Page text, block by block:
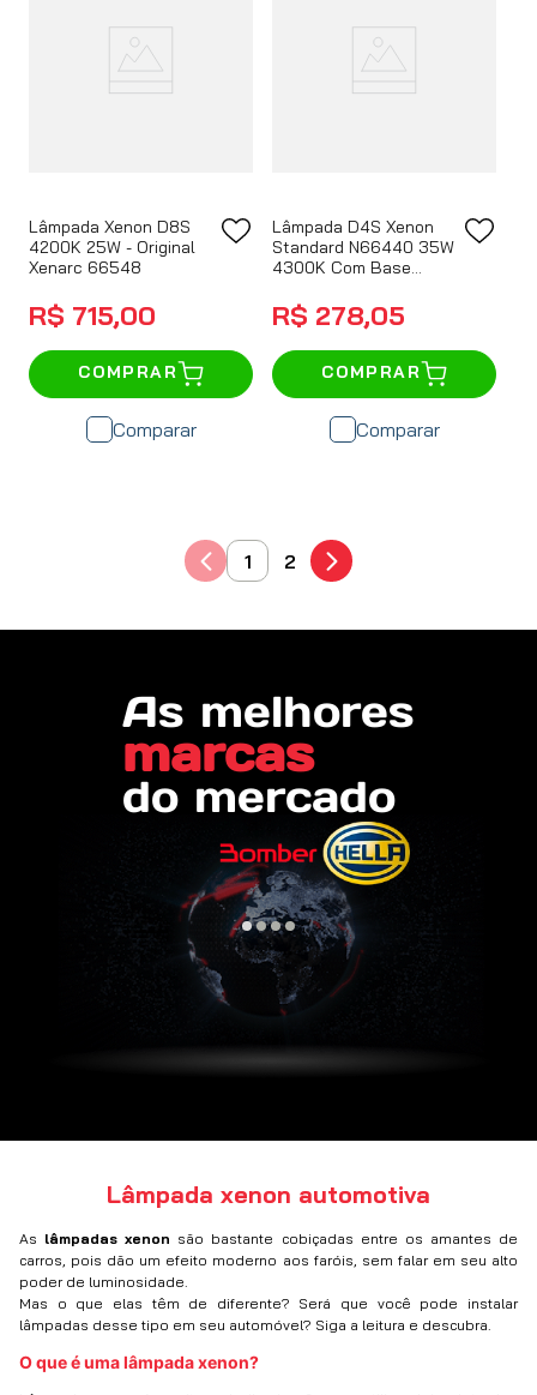
Lâmpada Xenon D8S
4200K 25W - Original
Xenarc 66548
R$ 715,00
COMPRAR
Comparar
Lâmpada D4S Xenon
Standard N66440 35W
4300K Com Base
R$ 278,05
COMPRAR
Comparar
1 2
As melhores
marcas
do mercado
Lâmpada xenon automotiva
As lâmpadas xenon são bastante cobiçadas entre os amantes de
carros, pois dão um efeito moderno aos faróis, sem falar em seu alto
poder de luminosidade.
Mas o que elas têm de diferente? Será que você pode instalar
lâmpadas desse tipo em seu automóvel? Siga a leitura e descubra.
O que é uma lâmpada xenon?